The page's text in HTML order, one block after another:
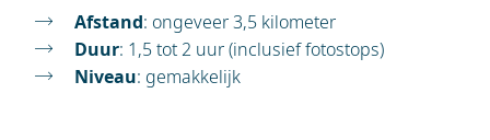
Afstand: ongeveer 3,5 kilometer
Duur: 1,5 tot 2 uur (inclusief fotostops)
Niveau: gemakkelijk